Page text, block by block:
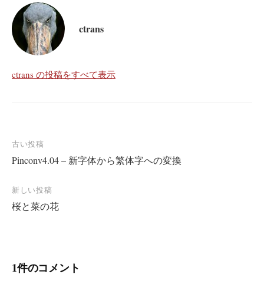
ctrans
ctrans の投稿をすべて表示
投
稿
ナ
ビ
ゲ
ョ
古い投稿
Pinconv4.04 – 新字体から繁体字への変換
新しい投稿
桜と菜の花
1件のコメント